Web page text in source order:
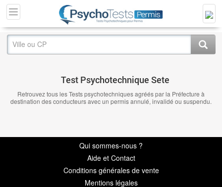
Test Psychotechnique Sete
Retrouvez tous les Tests psychotechniques agréés par la Préfecture à
destination des conducteurs avec un permis annulé, invalidé ou suspendu.
Qui sommes-nous ?
Aide et Contact
Conditions générales de vente
Mentions légales